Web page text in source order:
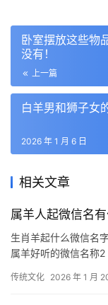
卧室摆放这些物
没有！
上一篇
白羊男和狮子女
2026 年 1 月 6 日
相关文章
属羊人起微信名
生肖羊起什么微信名
属羊好听的微信名称
传统文化 2026 年 1 月